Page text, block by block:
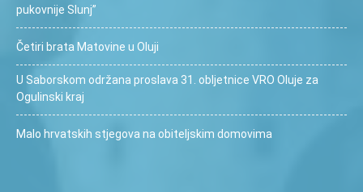
pukovnije Slunj”
Četiri brata Matovine u Oluji
U Saborskom održana proslava 31. obljetnice VRO Oluje za
Ogulinski kraj
Malo hrvatskih stjegova na obiteljskim domovima